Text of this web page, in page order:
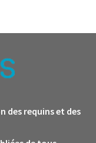
des requins et des